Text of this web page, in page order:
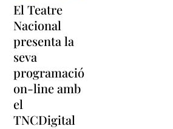
El Teatre
Nacional
presenta la
seva
programació
on-line amb
el
TNCDigital